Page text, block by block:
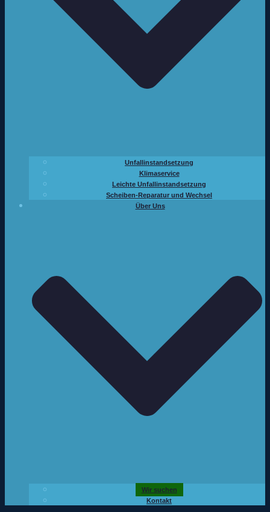
Unfallinstandsetzung
Klimaservice
Leichte Unfallinstandsetzung
Scheiben-Reparatur und Wechsel
Über Uns
Wir suchen
Kontakt